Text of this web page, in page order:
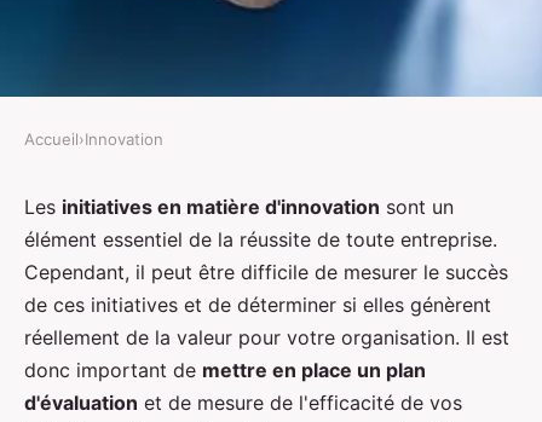
Mesurer le succès de vos
initiatives en matière
d'innovation
Carine•8 février 2023•3 min de lecture
Accueil›Innovation
Les initiatives en matière d'innovation sont un
élément essentiel de la réussite de toute entreprise.
Cependant, il peut être difficile de mesurer le succès
de ces initiatives et de déterminer si elles génèrent
réellement de la valeur pour votre organisation. Il est
donc important de mettre en place un plan
d'évaluation et de mesure de l'efficacité de vos